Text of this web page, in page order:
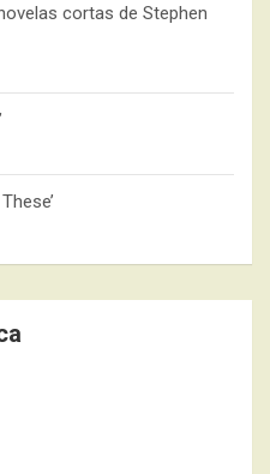
cortas de Stephen